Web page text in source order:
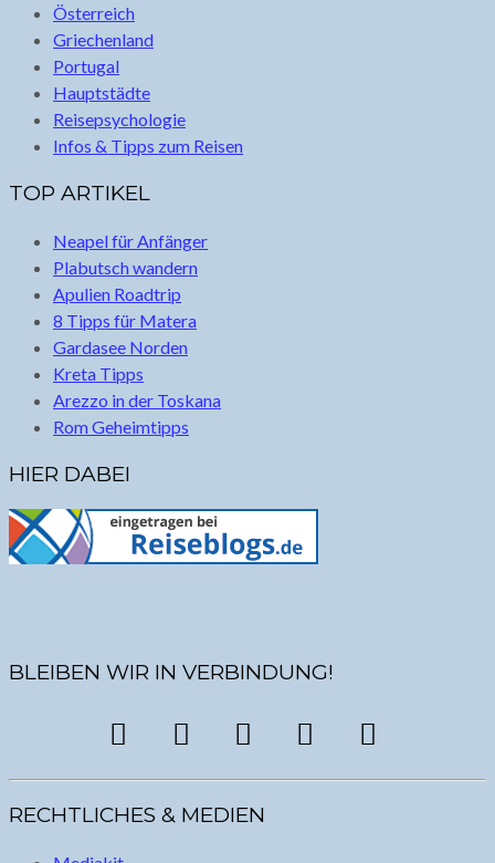
Österreich
Griechenland
Portugal
Hauptstädte
Reisepsychologie
Infos & Tipps zum Reisen
TOP ARTIKEL
Neapel für Anfänger
Plabutsch wandern
Apulien Roadtrip
8 Tipps für Matera
Gardasee Norden
Kreta Tipps
Arezzo in der Toskana
Rom Geheimtipps
HIER DABEI
BLEIBEN WIR IN VERBINDUNG!
RECHTLICHES & MEDIEN